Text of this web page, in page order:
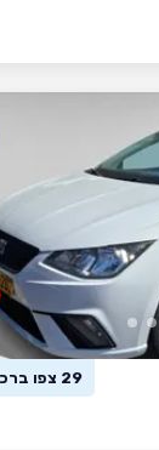
29 צפו ברכב זה